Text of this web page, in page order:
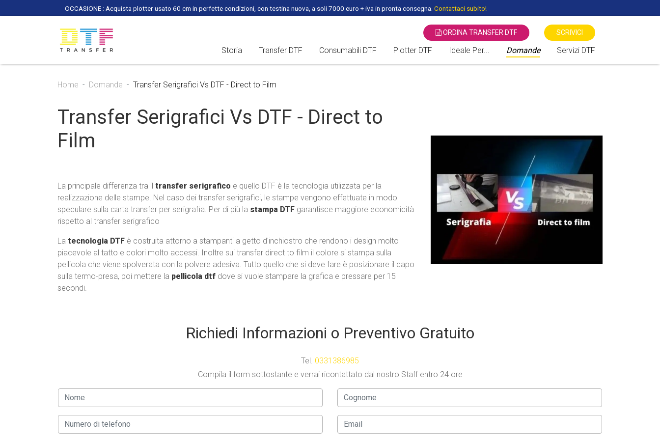
OCCASIONE : Acquista plotter usato 60 cm in perfette condizioni, con testina nuova, a soli 7000 euro + iva in pronta consegna. Contattaci subito!
ORDINA TRANSFER DTF SCRIVICI
Storia Transfer DTF Consumabili DTF
HEADS DTF
COLLA DTF
Plotter DTF Ideale Per...
Negozi di Moda
Locali / Bar / Discoteche
Fiere / Eventi / Mercati
Nuovi Brand Emergenti
Domande
Sublimatico vs DTF Direct To
Servizi DTF
Home Domande Transfer Serigrafici Vs DTF - Direct to Film
Transfer Serigrafici Vs DTF - Direct to
Film
La principale differenza tra il transfer serigrafico e quello DTF è la tecnologia utilizzata per la
realizzazione delle stampe. Nel caso dei transfer serigrafici, le stampe vengono effettuate in modo
speculare sulla carta transfer per serigrafia. Per di più la stampa DTF garantisce maggiore economicità
rispetto al transfer serigrafico
La tecnologia DTF è costruita attorno a stampanti a getto d'inchiostro che rendono i design molto
piacevole al tatto e colori molto accessi. Inoltre sui transfer direct to film il colore si stampa sulla
pellicola che viene spolverata con la polvere adesiva. Tutto quello che si deve fare è posizionare il capo
sulla termo-presa, poi mettere la pellicola dtf dove si vuole stampare la grafica e pressare per 15
secondi.
Richiedi Informazioni o Preventivo Gratuito
Tel. 0331386985
Compila il form sottostante e verrai ricontattato dal nostro Staff entro 24 ore